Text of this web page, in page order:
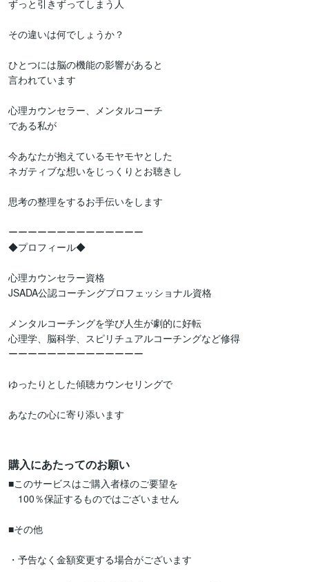
ずっと引きずってしまう人
その違いは何でしょうか？
ひとつには脳の機能の影響があると
言われています
心理カウンセラー、メンタルコーチ
である私が
今あなたが抱えているモヤモヤとした
ネガティブな想いをじっくりとお聴きし
思考の整理をするお手伝いをします
ーーーーーーーーーーーーーー
◆プロフィール◆
心理カウンセラー資格
JSADA公認コーチングプロフェッショナル資格
メンタルコーチングを学び人生が劇的に好転
心理学、脳科学、スピリチュアルコーチングなど修得
ーーーーーーーーーーーーーー
ゆったりとした傾聴カウンセリングで
あなたの心に寄り添います
購入にあたってのお願い
■このサービスはご購入者様のご要望を
100％保証するものではございません
■その他
・予告なく金額変更する場合がございます